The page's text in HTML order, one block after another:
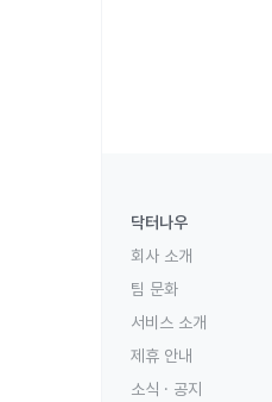
닥터나우
회사 소개
팀 문화
서비스 소개
제휴 안내
소식 · 공지